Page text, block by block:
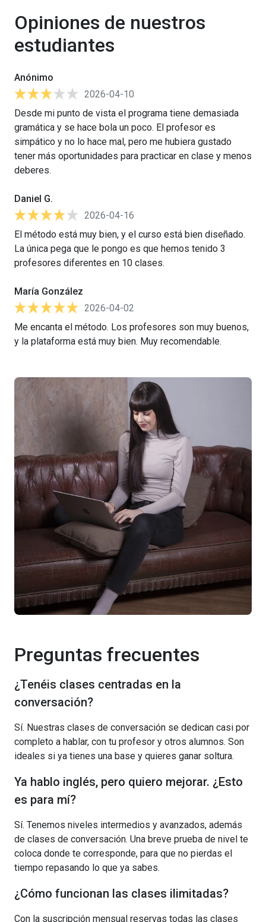
Opiniones de nuestros
estudiantes
Anónimo
2026-04-10
Desde mi punto de vista el programa tiene demasiada
gramática y se hace bola un poco. El profesor es
simpático y no lo hace mal, pero me hubiera gustado
tener más oportunidades para practicar en clase y menos
deberes.
Daniel G.
2026-04-16
El método está muy bien, y el curso está bien diseñado.
La única pega que le pongo es que hemos tenido 3
profesores diferentes en 10 clases.
María González
2026-04-02
Me encanta el método. Los profesores son muy buenos,
y la plataforma está muy bien. Muy recomendable.
Preguntas frecuentes
¿Tenéis clases centradas en la
conversación?
Sí. Nuestras clases de conversación se dedican casi por
completo a hablar, con tu profesor y otros alumnos. Son
ideales si ya tienes una base y quieres ganar soltura.
Ya hablo inglés, pero quiero mejorar. ¿Esto
es para mí?
Sí. Tenemos niveles intermedios y avanzados, además
de clases de conversación. Una breve prueba de nivel te
coloca donde te corresponde, para que no pierdas el
tiempo repasando lo que ya sabes.
¿Cómo funcionan las clases ilimitadas?
Con la suscripción mensual reservas todas las clases